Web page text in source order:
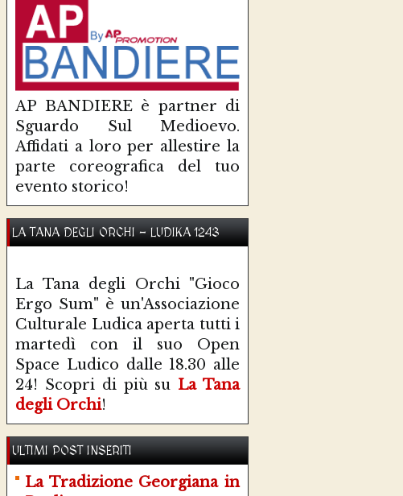
AP BANDIERE è partner di
Sguardo Sul Medioevo.
Affidati a loro per allestire la
parte coreografica del tuo
evento storico!
LA TANA DEGLI ORCHI - LUDIKA 1243
La Tana degli Orchi "Gioco
Ergo Sum" è un'Associazione
Culturale Ludica aperta tutti i
martedì con il suo Open
Space Ludico dalle 18.30 alle
24! Scopri di più su La Tana
degli Orchi!
ULTIMI POST INSERITI
La Tradizione Georgiana in